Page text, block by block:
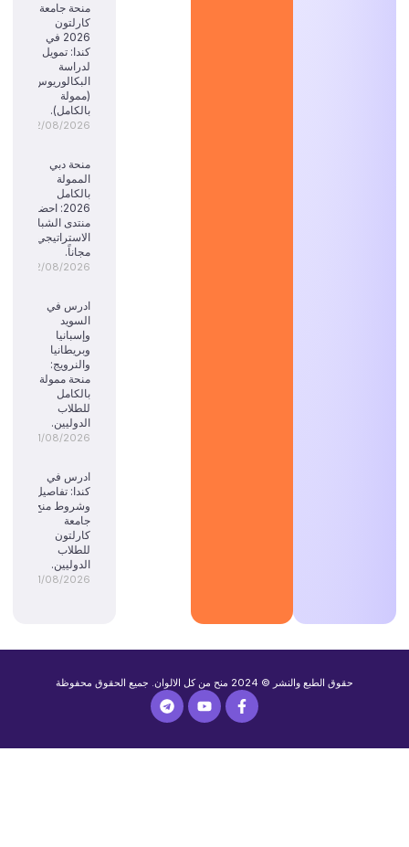
منحة جامعة
كارلتون
2026 في
كندا: تمويل
لدراسة
البكالوريوس
(ممولة
بالكامل).
02/08/2026
منحة دبي
الممولة
بالكامل
2026: احضر
منتدى الشباب
الاستراتيجي
مجاناً.
02/08/2026
ادرس في
السويد
وإسبانيا
وبريطانيا
والنرويج:
منحة ممولة
بالكامل
للطلاب
الدوليين.
01/08/2026
ادرس في
كندا: تفاصيل
وشروط منح
جامعة
كارلتون
للطلاب
الدوليين.
01/08/2026
حقوق الطبع والنشر © 2024 منح من كل الالوان. جميع الحقوق محفوظة